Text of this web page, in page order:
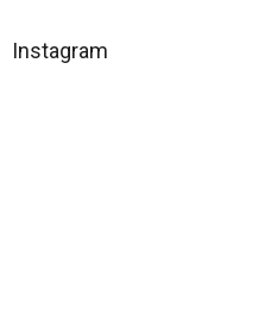
á
Instagram